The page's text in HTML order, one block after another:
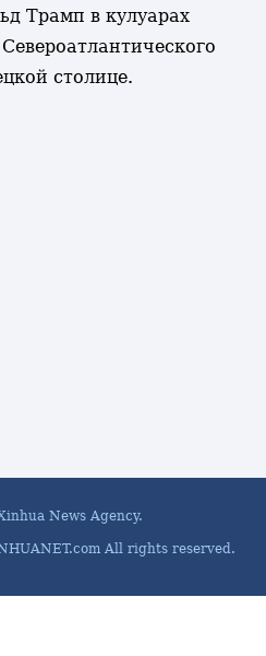
Трамп в кулуарах
столице.
News Agency.
All rights reserved.